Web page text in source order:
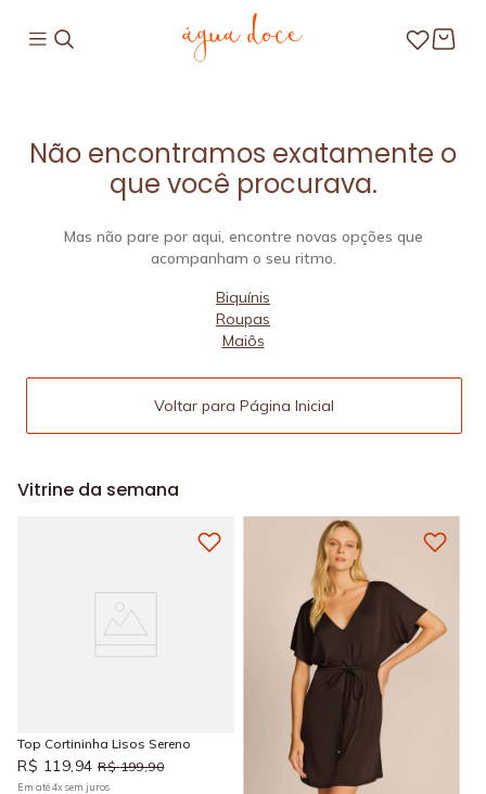
Não encontramos exatamente o
que você procurava.
Mas não pare por aqui, encontre novas opções que
acompanham o seu ritmo.
Biquínis
Roupas
Maiôs
Voltar para Página Inicial
Vitrine da semana
Top Cortininha Lisos Sereno
R$ 119,94 R$ 199,90
Em até4xsem juros